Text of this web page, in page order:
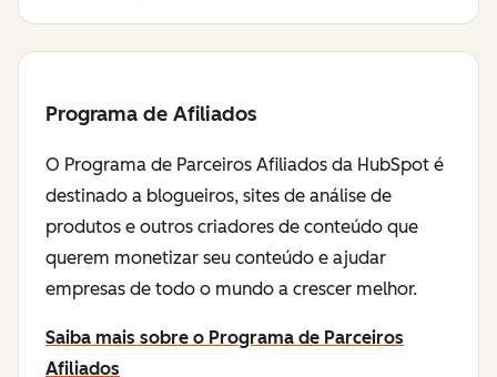
Programa de Afiliados
O Programa de Parceiros Afiliados da HubSpot é
destinado a blogueiros, sites de análise de
produtos e outros criadores de conteúdo que
querem monetizar seu conteúdo e ajudar
empresas de todo o mundo a crescer melhor.
Saiba mais sobre o Programa de Parceiros
Afiliados